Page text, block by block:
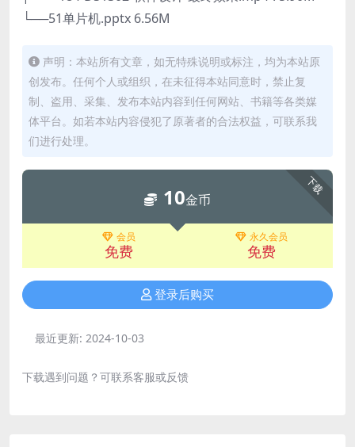
└──51单片机.pptx 6.56M
声明：本站所有文章，如无特殊说明或标注，均为本站原
创发布。任何个人或组织，在未征得本站同意时，禁止复
制、盗用、采集、发布本站内容到任何网站、书籍等各类媒
体平台。如若本站内容侵犯了原著者的合法权益，可联系我
们进行处理。
下载
10金币
会员
免费
永久会员
免费
登录后购买
最近更新: 2024-10-03
下载遇到问题？可联系客服或反馈